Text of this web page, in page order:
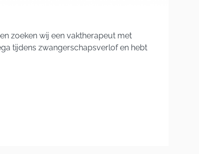
zoeken wij een vaktherapeut met
tijdens zwangerschapsverlof en hebt